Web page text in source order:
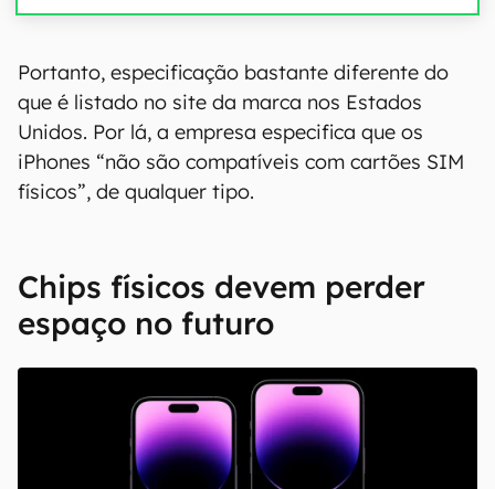
00:00/21:11
Portanto, especificação bastante diferente do
Unidos. Por lá, a empresa especifica que os
iPhones “não são compatíveis com cartões SIM
físicos”, de qualquer tipo.